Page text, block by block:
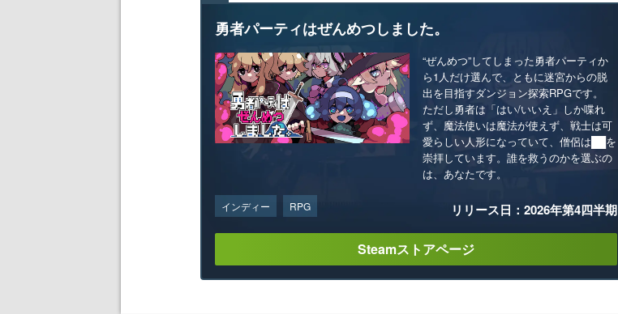
勇者パーティはぜんめつしました。
“ぜんめつ”してしまった勇者パーティか
ら1人だけ選んで、ともに迷宮からの脱
出を目指すダンジョン探索RPGです。
ただし勇者は「はい/いいえ」しか喋れ
ず、魔法使いは魔法が使えず、戦士は可
愛らしい人形になっていて、僧侶は██を
崇拝しています。誰を救うのかを選ぶの
は、あなたです。
インディー RPG リリース日：2026年第4四半期
Steamストアページ